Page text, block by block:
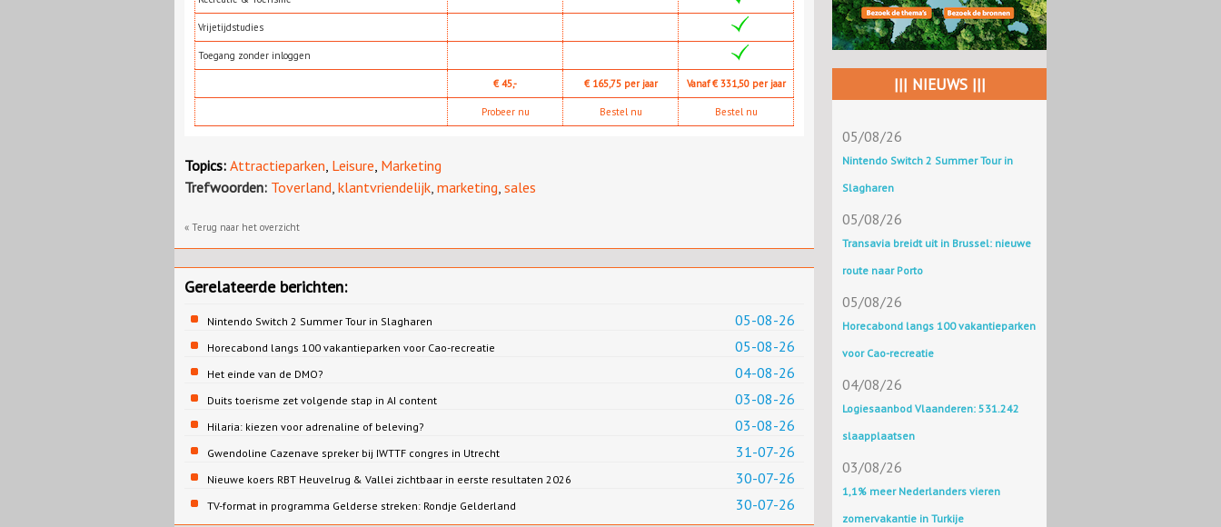
Vrijetijdstudies
Toegang zonder inloggen
€ 45,- € 165,75 per jaar Vanaf € 331,50 per jaar
Probeer nu Bestel nu Bestel nu
Topics: Attractieparken Leisure Marketing
Trefwoorden: Toverland klantvriendelijk marketing sales
« Terug naar het overzicht
Gerelateerde berichten:
05-08-26
Nintendo Switch 2 Summer Tour in Slagharen
05-08-26
Horecabond langs 100 vakantieparken voor Cao-recreatie
04-08-26
Het einde van de DMO?
03-08-26
Duits toerisme zet volgende stap in AI content
03-08-26
Hilaria: kiezen voor adrenaline of beleving?
31-07-26
Gwendoline Cazenave spreker bij IWTTF congres in Utrecht
30-07-26
Nieuwe koers RBT Heuvelrug & Vallei zichtbaar in eerste resultaten 2026
30-07-26
TV-format in programma Gelderse streken: Rondje Gelderland
||| NIEUWS |||
05/08/26
Nintendo Switch 2 Summer Tour in
Slagharen
05/08/26
Transavia breidt uit in Brussel: nieuwe
route naar Porto
05/08/26
Horecabond langs 100 vakantieparken
voor Cao-recreatie
04/08/26
Logiesaanbod Vlaanderen: 531.242
slaapplaatsen
03/08/26
1,1% meer Nederlanders vieren
zomervakantie in Turkije